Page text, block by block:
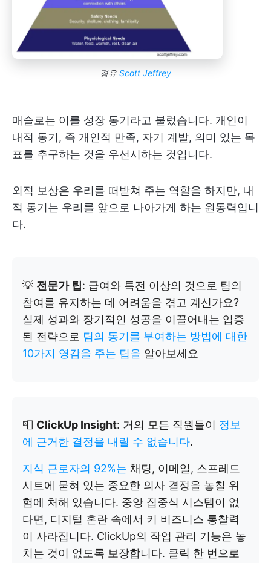
경유 Scott Jeffrey
매슬로는 이를 성장 동기라고 불렀습니다. 개인이
내적 동기, 즉 개인적 만족, 자기 계발, 의미 있는 목
표를 추구하는 것을 우선시하는 것입니다.
외적 보상은 우리를 떠받쳐 주는 역할을 하지만, 내
적 동기는 우리를 앞으로 나아가게 하는 원동력입니
다.
💡 전문가 팁: 급여와 특전 이상의 것으로 팀의
참여를 유지하는 데 어려움을 겪고 계신가요?
실제 성과와 장기적인 성공을 이끌어내는 입증
된 전략으로 팀의 동기를 부여하는 방법에 대한
10가지 영감을 주는 팁을 알아보세요
📮 ClickUp Insight: 거의 모든 직원들이 정보
에 근거한 결정을 내릴 수 없습니다.
지식 근로자의 92%는 채팅, 이메일, 스프레드
시트에 묻혀 있는 중요한 의사 결정을 놓칠 위
험에 처해 있습니다. 중앙 집중식 시스템이 없
다면, 디지털 혼란 속에서 키 비즈니스 통찰력
이 사라집니다. ClickUp의 작업 관리 기능은 놓
치는 것이 없도록 보장합니다. 클릭 한 번으로